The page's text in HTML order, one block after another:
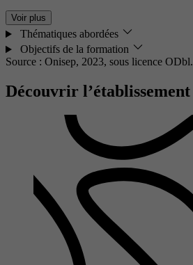
Voir plus
Thématiques abordées
Objectifs de la formation
Source : Onisep, 2023, sous licence ODbl.
Découvrir l’établissement